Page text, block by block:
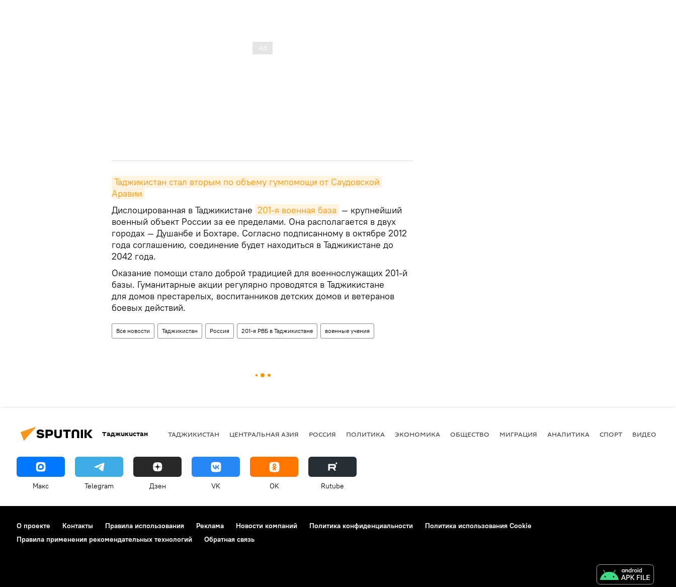
Таджикистан стал вторым по объему гумпомощи от Саудовской
Аравии
Дислоцированная в Таджикистане 201-я военная база — крупнейший
военный объект России за ее пределами. Она располагается в двух
городах — Душанбе и Бохтаре. Согласно подписанному в октябре 2012
года соглашению, соединение будет находиться в Таджикистане до
2042 года.
Оказание помощи стало доброй традицией для военнослужащих 201-й
базы. Гуманитарные акции регулярно проводятся в Таджикистане
для домов престарелых, воспитанников детских домов и ветеранов
боевых действий.
Все новости Таджикистан Россия 201-я РВБ в Таджикистане военные учения
Таджикистан ТАДЖИКИСТАН ЦЕНТРАЛЬНАЯ АЗИЯ РОССИЯ ПОЛИТИКА ЭКОНОМИКА ОБЩЕСТВО МИГРАЦИЯ АНАЛИТИКА СПОРТ ВИДЕО
Макс Telegram Дзен VK OK Rutube
О проекте Контакты Правила использования Реклама Новости компаний Политика конфиденциальности
Политика использования Cookie
Правила применения рекомендательных технологий
Обратная связь